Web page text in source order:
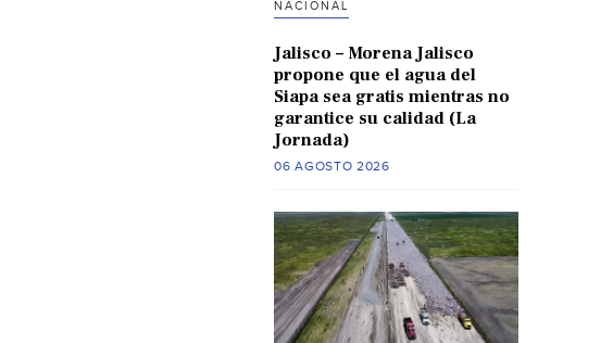
NACIONAL
Jalisco – Morena Jalisco
propone que el agua del
Siapa sea gratis mientras no
garantice su calidad (La
Jornada)
06 AGOSTO 2026